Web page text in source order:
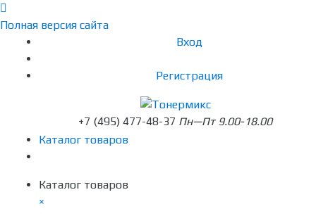
Полная версия сайта
Вход
Регистрация
+7 (495) 477-48-37 Пн—Пт 9.00-18.00
Каталог товаров
Каталог товаров
×